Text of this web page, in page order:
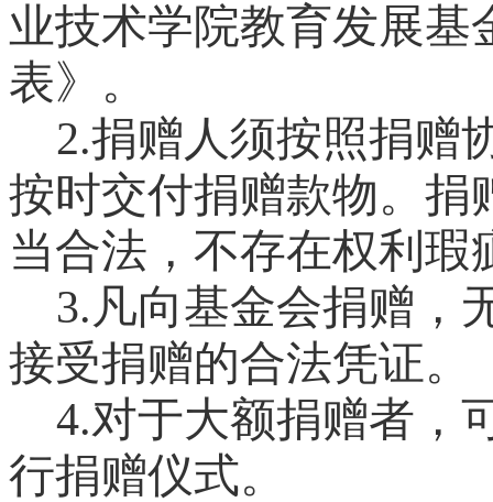
业技术学院教育发展基
表》。
2.捐赠人须按照捐赠
按时交付捐赠款物。捐
当合法，不存在权利
3.凡向基金会捐赠，
接受捐赠的合法凭证。
4.对于大额捐赠者，
行捐赠仪式。